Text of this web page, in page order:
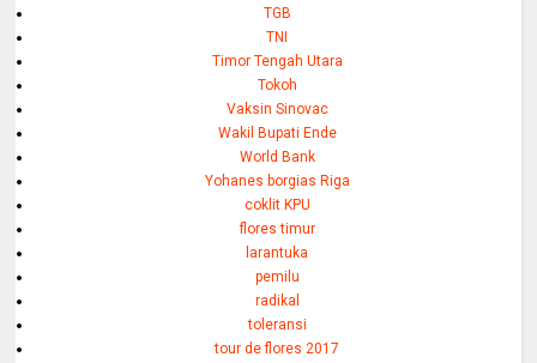
TGB
TNI
Timor Tengah Utara
Tokoh
Vaksin Sinovac
Wakil Bupati Ende
World Bank
Yohanes borgias Riga
coklit KPU
flores timur
larantuka
pemilu
radikal
toleransi
tour de flores 2017